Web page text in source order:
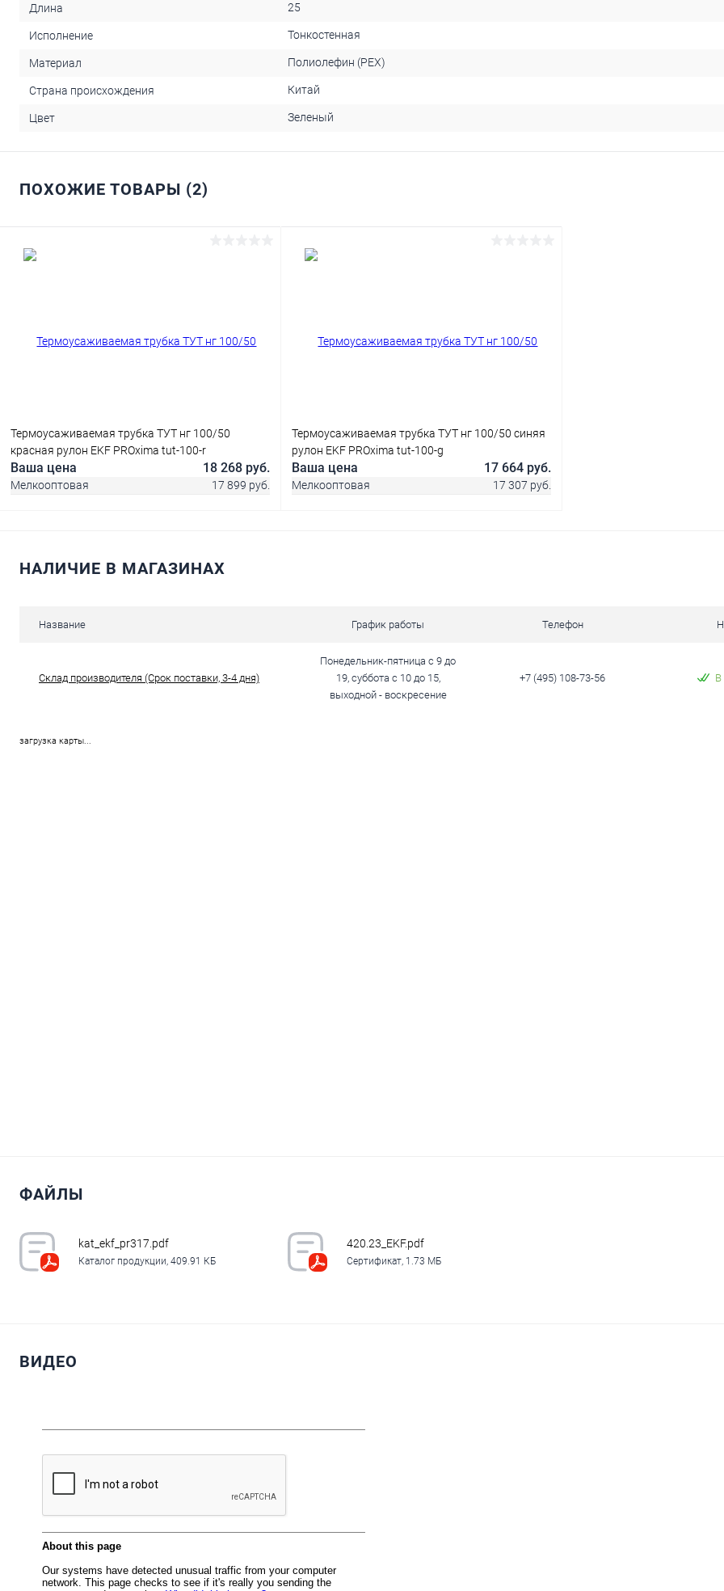
Длина 25
Исполнение Тонкостенная
Материал Полиолефин (PEX)
Страна происхождения Китай
Цвет Зеленый
ПОХОЖИЕ ТОВАРЫ (2)
Термоусаживаемая трубка ТУТ нг 100/50
красная рулон EKF PROxima tut-100-r
Ваша цена 18 268 руб.
Мелкооптовая 17 899 руб.
В корзину
Термоусаживаемая трубка ТУТ нг 100/50 синяя
рулон EKF PROxima tut-100-g
Ваша цена 17 664 руб.
Мелкооптовая 17 307 руб.
НАЛИЧИЕ В МАГАЗИНАХ
Название График работы Телефон
Склад производителя (Срок поставки, 3-4 дня)
Понедельник-пятница с 9 до
19, суббота с 10 до 15,
выходной - воскресение
+7 (495) 108-73-56 В
загрузка карты...
ФАЙЛЫ
kat_ekf_pr317.pdf
Каталог продукции, 409.91 КБ
420.23_EKF.pdf
Сертификат, 1.73 МБ
ВИДЕО